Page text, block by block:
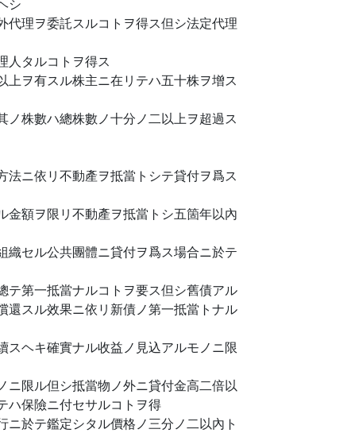
理ヲ委託スルコトヲ得ス但シ法定代理
人タルコトヲ得ス
ヲ有スル株主ニ在リテハ五十株ヲ增ス
株數ハ總株數ノ十分ノ二以上ヲ超過ス
法ニ依リ不動產ヲ抵當トシテ貸付ヲ爲ス
金額ヲ限リ不動產ヲ抵當トシ五箇年以內
織セル公共團體ニ貸付ヲ爲ス場合ニ於テ
テ第一抵當ナルコトヲ要ス但シ舊債アル
還スル效果ニ依リ新債ノ第一抵當トナル
スヘキ確實ナル收益ノ見込アルモノニ限
ニ限ル但シ抵當物ノ外ニ貸付金高二倍以
ハ保險ニ付セサルコトヲ得
於テ鑑定シタル價格ノ三分ノ二以內ト